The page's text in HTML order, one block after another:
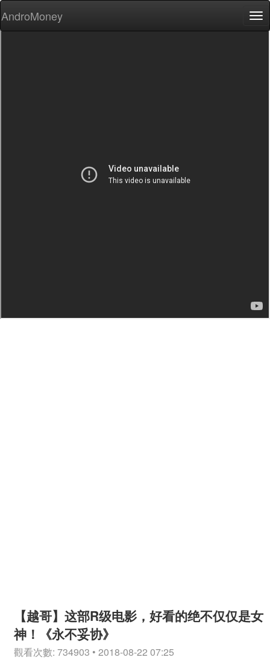
AndroMoney
【越哥】这部R级电影，好看的绝不仅仅是女
神！《永不妥协》
觀看次數: 734903 • 2018-08-22 07:25